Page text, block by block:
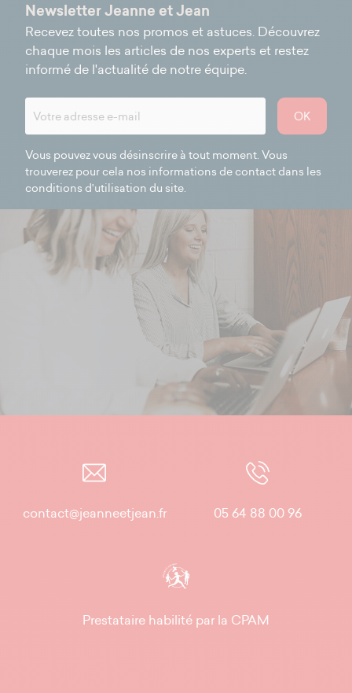
Newsletter Jeanne et Jean
Recevez toutes nos promos et astuces. Découvrez
chaque mois les articles de nos experts et restez
informé de l'actualité de notre équipe.
OK
Vous pouvez vous désinscrire à tout moment. Vous
trouverez pour cela nos informations de contact dans les
conditions d'utilisation du site.
contact@jeanneetjean.fr 05 64 88 00 96
Prestataire habilité par la CPAM